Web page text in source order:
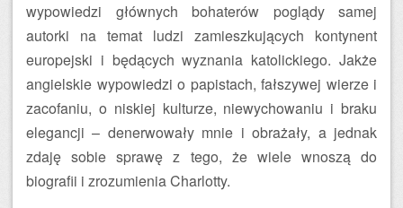
wypowiedzi głównych bohaterów poglądy samej
autorki na temat ludzi zamieszkujących kontynent
europejski i będących wyznania katolickiego. Jakże
angielskie wypowiedzi o papistach, fałszywej wierze i
zacofaniu, o niskiej kulturze, niewychowaniu i braku
elegancji – denerwowały mnie i obrażały, a jednak
zdaję sobie sprawę z tego, że wiele wnoszą do
biografii i zrozumienia Charlotty.